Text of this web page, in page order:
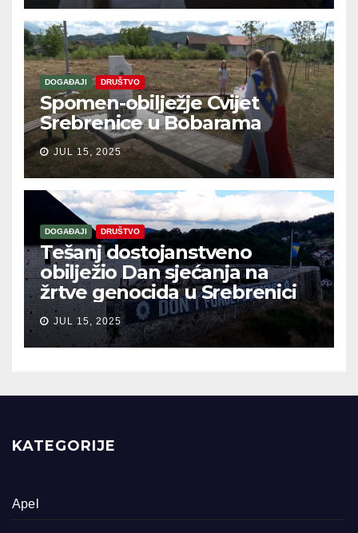
DOGAĐAJI DRUŠTVO
Spomen-obilježje Cvijet
Srebrenice u Bobarama
JUL 15, 2025
DOGAĐAJI DRUŠTVO
Tešanj dostojanstveno
obilježio Dan sjećanja na
žrtve genocida u Srebrenici
JUL 15, 2025
KATEGORIJE
Apel